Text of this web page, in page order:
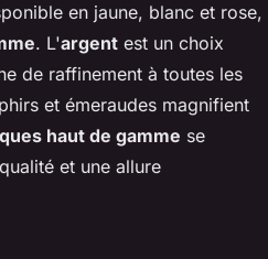
en jaune, blanc et rose,
. L'argent est un choix
de raffinement à toutes les
et émeraudes magnifient
haut de gamme se
et une allure